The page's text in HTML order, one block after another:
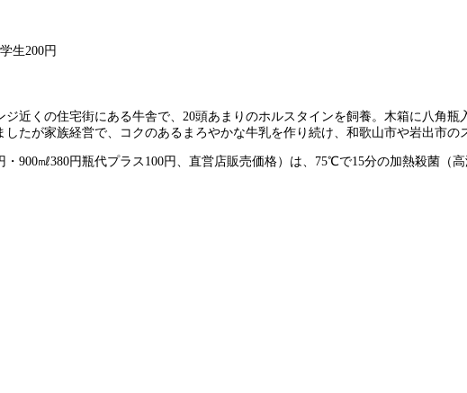
生200円
近くの住宅街にある牛舎で、20頭あまりのホルスタインを飼養。木箱に八角
たが家族経営で、コクのあるまろやかな牛乳を作り続け、和歌山市や岩出市の
・900㎖380円瓶代プラス100円、直営店販売価格）は、75℃で15分の加熱殺菌